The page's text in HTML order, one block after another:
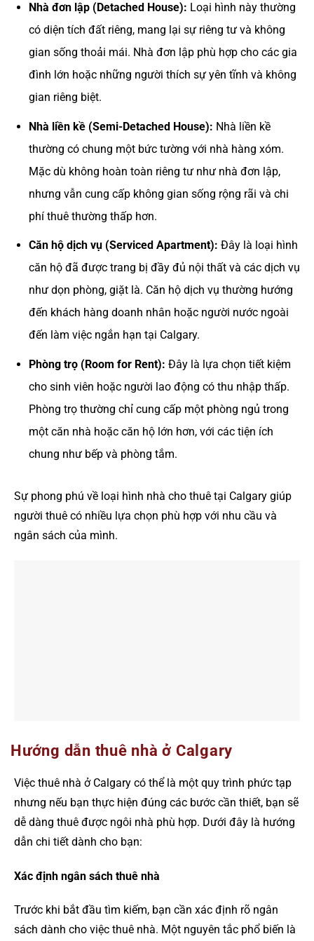
Nhà đơn lập (Detached House): Loại hình này thường
có diện tích đất riêng, mang lại sự riêng tư và không
gian sống thoải mái. Nhà đơn lập phù hợp cho các gia
đình lớn hoặc những người thích sự yên tĩnh và không
gian riêng biệt.
Nhà liền kề (Semi-Detached House): Nhà liền kề
thường có chung một bức tường với nhà hàng xóm.
Mặc dù không hoàn toàn riêng tư như nhà đơn lập,
nhưng vẫn cung cấp không gian sống rộng rãi và chi
phí thuê thường thấp hơn.
Căn hộ dịch vụ (Serviced Apartment): Đây là loại hình
căn hộ đã được trang bị đầy đủ nội thất và các dịch vụ
như dọn phòng, giặt là. Căn hộ dịch vụ thường hướng
đến khách hàng doanh nhân hoặc người nước ngoài
đến làm việc ngắn hạn tại Calgary.
Phòng trọ (Room for Rent): Đây là lựa chọn tiết kiệm
cho sinh viên hoặc người lao động có thu nhập thấp.
Phòng trọ thường chỉ cung cấp một phòng ngủ trong
một căn nhà hoặc căn hộ lớn hơn, với các tiện ích
chung như bếp và phòng tắm.
Sự phong phú về loại hình nhà cho thuê tại Calgary giúp
người thuê có nhiều lựa chọn phù hợp với nhu cầu và
ngân sách của mình.
Hướng dẫn thuê nhà ở Calgary
Việc thuê nhà ở Calgary có thể là một quy trình phức tạp
nhưng nếu bạn thực hiện đúng các bước cần thiết, bạn sẽ
dễ dàng thuê được ngôi nhà phù hợp. Dưới đây là hướng
dẫn chi tiết dành cho bạn:
Xác định ngân sách thuê nhà
Trước khi bắt đầu tìm kiếm, bạn cần xác định rõ ngân
sách dành cho việc thuê nhà. Một nguyên tắc phổ biến là